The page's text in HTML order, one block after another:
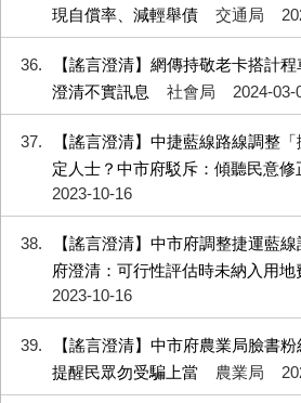
現自償率、減輕舉債
交通局
36
【謠言澄清】網傳持敬老卡搭計
澄清不實訊息
社會局 2024-03-
37
【謠言澄清】中捷藍線路線調整
定人士？中市府駁斥：傾聽民意修
2023-10-16
38
【謠言澄清】中市府調整捷運藍
府澄清：可行性評估時未納入用地
2023-10-16
39
【謠言澄清】中市府農業局臉書
提醒民眾勿受騙上當
農業局